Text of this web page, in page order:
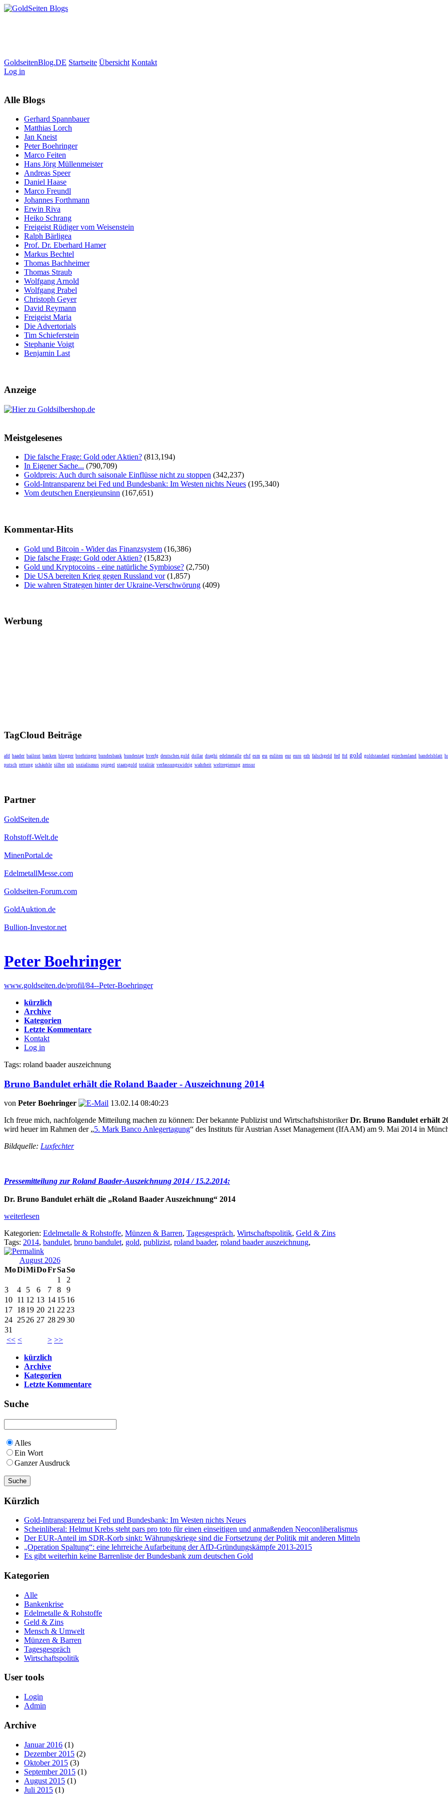
GoldseitenBlog.DE Startseite Übersicht Kontakt
Log in
Alle Blogs
Gerhard Spannbauer
Matthias Lorch
Jan Kneist
Peter Boehringer
Marco Feiten
Hans Jörg Müllenmeister
Andreas Speer
Daniel Haase
Marco Freundl
Johannes Forthmann
Erwin Riva
Heiko Schrang
Freigeist Rüdiger vom Weisenstein
Ralph Bärligea
Prof. Dr. Eberhard Hamer
Markus Bechtel
Thomas Bachheimer
Thomas Straub
Wolfgang Arnold
Wolfgang Prabel
Christoph Geyer
David Reymann
Freigeist Maria
Die Advertorials
Tim Schieferstein
Stephanie Voigt
Benjamin Last
Anzeige
Meistgelesenes
Die falsche Frage: Gold oder Aktien? (813,194)
In Eigener Sache... (790,709)
Goldpreis: Auch durch saisonale Einflüsse nicht zu stoppen (342,237)
Gold-Intransparenz bei Fed und Bundesbank: Im Westen nichts Neues (195,340)
Vom deutschen Energieunsinn (167,651)
Kommentar-Hits
Gold und Bitcoin - Wider das Finanzsystem (16,386)
Die falsche Frage: Gold oder Aktien? (15,823)
Gold und Kryptocoins - eine natürliche Symbiose? (2,750)
Die USA bereiten Krieg gegen Russland vor (1,857)
Die wahren Strategen hinter der Ukraine-Verschwörung (409)
Werbung
TagCloud Beiträge
afd baader bailout banken blogger boehringer bundesbank bundestag bverfg deutsches gold dollar draghi edelmetalle efsf esm eu euliten eur euro ezb falschgeld fed ftd gold goldstandard griechenland handelsblatt
putsch rettung schäuble silber snb sozialismus spiegel staatsgold totalitär verfassungswidrig wahrheit weltregierung zensur
Partner
GoldSeiten.de
Rohstoff-Welt.de
MinenPortal.de
EdelmetallMesse.com
Goldseiten-Forum.com
GoldAuktion.de
Bullion-Investor.net
Peter Boehringer
www.goldseiten.de/profil/84--Peter-Boehringer
kürzlich
Archive
Kategorien
Letzte Kommentare
Kontakt
Log in
Tags: roland baader auszeichnung
Bruno Bandulet erhält die Roland Baader - Auszeichnung 2014
von Peter Boehringer
13.02.14 08:40:23
Ich freue mich, nachfolgende Mitteilung machen zu können: Der bekannte Publizist und WirtschaftshistorikerDr. Bruno Bandulet erhält
wird heuer im Rahmen der „5. Mark Banco Anlegertagung“ des Instituts für Austrian Asset Management (IfAAM) am 9. Mai 2014 in
Bildquelle: Luxfechter
Pressemitteilung zur Roland Baader-Auszeichnung 2014 / 15.2.2014:
Dr. Bruno Bandulet erhält die „Roland Baader Auszeichnung“ 2014
weiterlesen
Kategorien: Edelmetalle & Rohstoffe, Münzen & Barren, Tagesgespräch, Wirtschaftspolitik, Geld & Zins
Tags: 2014, bandulet, bruno bandulet, gold, publizist, roland baader, roland baader auszeichnung,
August 2026
MoDiMiDoFrSaSo
<< < > >>
1
2
3
4 5 6 7 8
9
10 11 12 13 14 15 16
17 1819 20 21 22 23
24 2526 27 28 2930
31
kürzlich
Archive
Kategorien
Letzte Kommentare
Suche
Alles
Ein Wort
Ganzer Ausdruck
Kürzlich
Gold-Intransparenz bei Fed und Bundesbank: Im Westen nichts Neues
Scheinliberal: Helmut Krebs steht pars pro toto für einen einseitigen und anmaßenden Neoconliberalismus
Der EUR-Anteil im SDR-Korb sinkt: Währungskriege sind die Fortsetzung der Politik mit anderen Mitteln
„Operation Spaltung“: eine lehrreiche Aufarbeitung der AfD-Gründungskämpfe 2013-2015
Es gibt weiterhin keine Barrenliste der Bundesbank zum deutschen Gold
Kategorien
Alle
Bankenkrise
Edelmetalle & Rohstoffe
Geld & Zins
Mensch & Umwelt
Münzen & Barren
Tagesgespräch
Wirtschaftspolitik
User tools
Login
Admin
Archive
Januar 2016 (1)
Dezember 2015 (2)
Oktober 2015 (3)
September 2015 (1)
August 2015 (1)
Juli 2015 (1)